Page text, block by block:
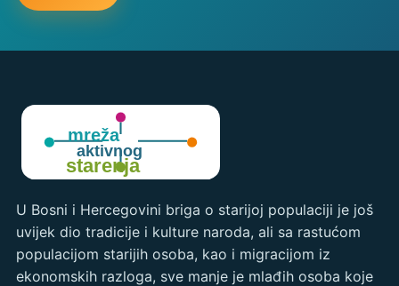
U Bosni i Hercegovini briga o starijoj populaciji je još
uvijek dio tradicije i kulture naroda, ali sa rastućom
populacijom starijih osoba, kao i migracijom iz
ekonomskih razloga, sve manje je mlađih osoba koje